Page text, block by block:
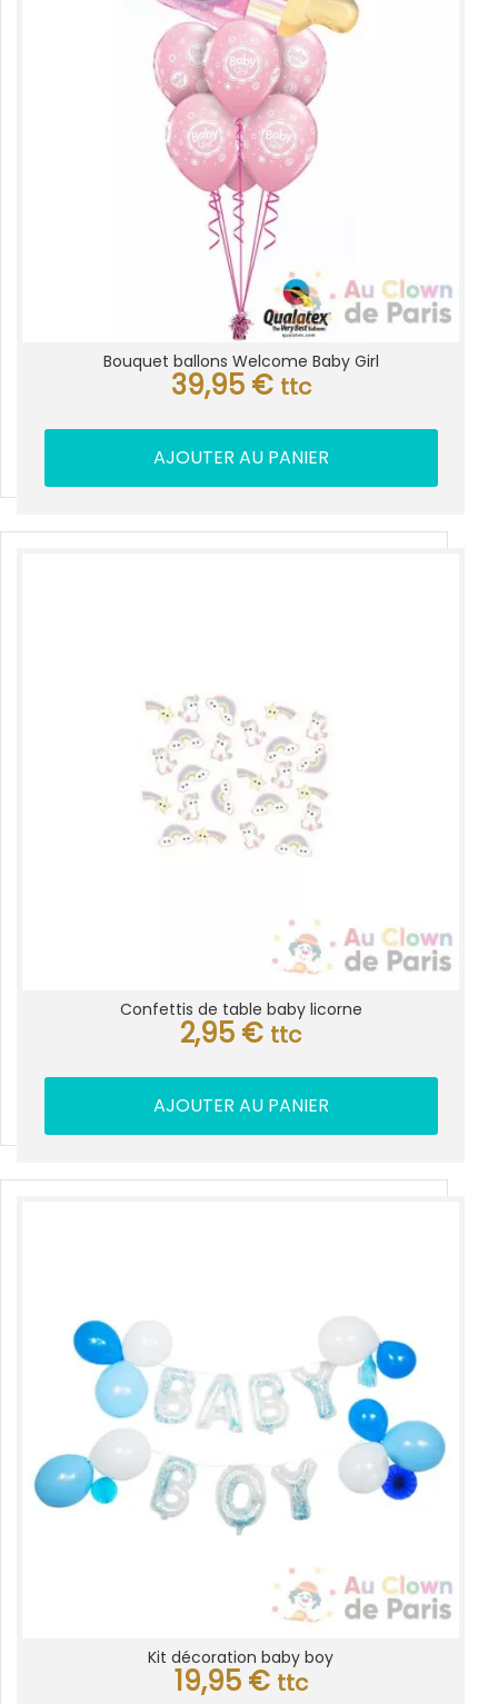
Bouquet ballons Welcome Baby Girl
39,95 € ttc
AJOUTER AU PANIER
Confettis de table baby licorne
2,95 € ttc
AJOUTER AU PANIER
Kit décoration baby boy
19,95 € ttc